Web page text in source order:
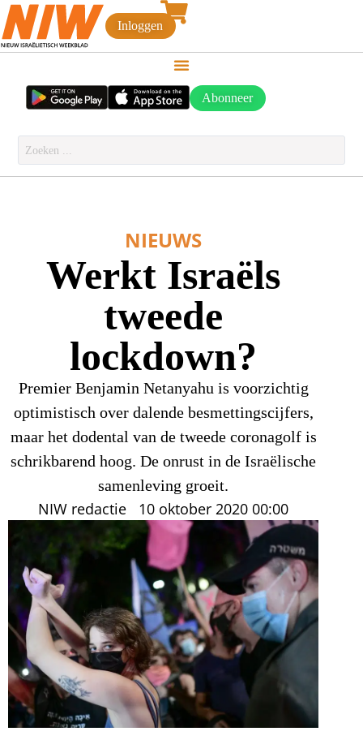
Inloggen
Abonneer
NIEUWS
Werkt Israëls
tweede
lockdown?
Premier Benjamin Netanyahu is voorzichtig
optimistisch over dalende besmettingscijfers,
maar het dodental van de tweede coronagolf is
schrikbarend hoog. De onrust in de Israëlische
samenleving groeit.
NIW redactie 10 oktober 2020 00:00